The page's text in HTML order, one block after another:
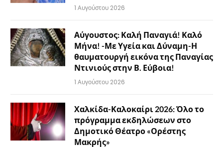
1 Αυγούστου 2026
Αύγουστος: Καλή Παναγιά! Καλό
Μήνα! -Με Υγεία και Δύναμη-Η
θαυματουργή εικόνα της Παναγίας
Ντινιούς στην Β. Εύβοια!
1 Αυγούστου 2026
Χαλκίδα-Καλοκαίρι 2026: Όλο το
πρόγραμμα εκδηλώσεων στο
Δημοτικό Θέατρο «Ορέστης
Μακρής»